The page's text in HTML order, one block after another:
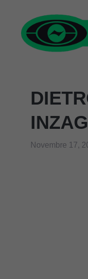
contenuto
Novembre 17,